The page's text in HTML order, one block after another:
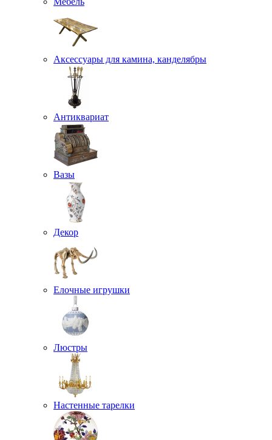
Аксессуары для камина, канделябры
Антиквариат
Вазы
Декор
Елочные игрушки
Люстры
Настенные тарелки